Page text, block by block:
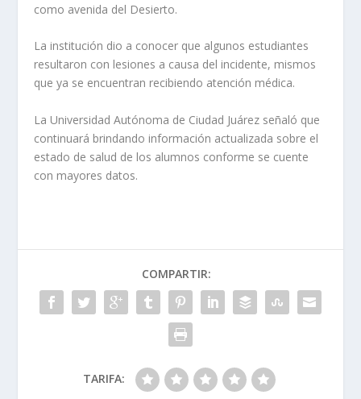
como avenida del Desierto.
La institución dio a conocer que algunos estudiantes
resultaron con lesiones a causa del incidente, mismos
que ya se encuentran recibiendo atención médica.
La Universidad Autónoma de Ciudad Juárez señaló que
continuará brindando información actualizada sobre el
estado de salud de los alumnos conforme se cuente
con mayores datos.
COMPARTIR:
TARIFA: